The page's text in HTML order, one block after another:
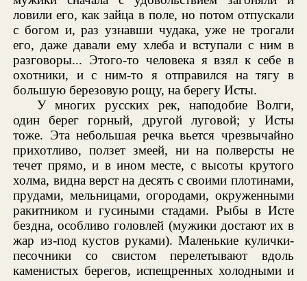
ловили его, как зайца в поле, но потом отпускали
с богом и, раз узнавши чудака, уже не трогали
его, даже давали ему хлеба и вступали с ним в
разговоры... Этого-то человека я взял к себе в
охотники, и с ним-то я отправился на тягу в
большую березовую рощу, на берегу Исты.
У многих русских рек, наподобие Волги,
один берег горный, другой луговой; у Исты
тоже. Эта небольшая речка вьется чрезвычайно
прихотливо, ползет змеей, ни на полверсты не
течет прямо, и в ином месте, с высоты крутого
холма, видна верст на десять с своими плотинами,
прудами, мельницами, огородами, окруженными
ракитником и гусиными стадами. Рыбы в Исте
бездна, особливо головлей (мужики достают их в
жар из-под кустов руками). Маленькие кулички-
песочники со свистом перелетывают вдоль
каменистых берегов, испещренных холодными и